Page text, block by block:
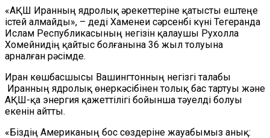
«АҚШ Иранның ядролық әрекеттеріне қатысты ештеңе
істей алмайды», – деді Хаменеи сәрсенбі күні Тегеранда
Ислам Республикасының негізін қалаушы Рухолла
Хомейнидің қайтыс болғанына 36 жыл толуына
арналған рәсімде.
Иран көшбасшысы Вашингтонның негізгі талабы
Иранның ядролық өнеркәсібінен толық бас тартуы және
АҚШ-қа энергия қажеттілігі бойынша тәуелді болуы
екенін айтты.
«Біздің Американың бос сөздеріне жауабымыз анық: